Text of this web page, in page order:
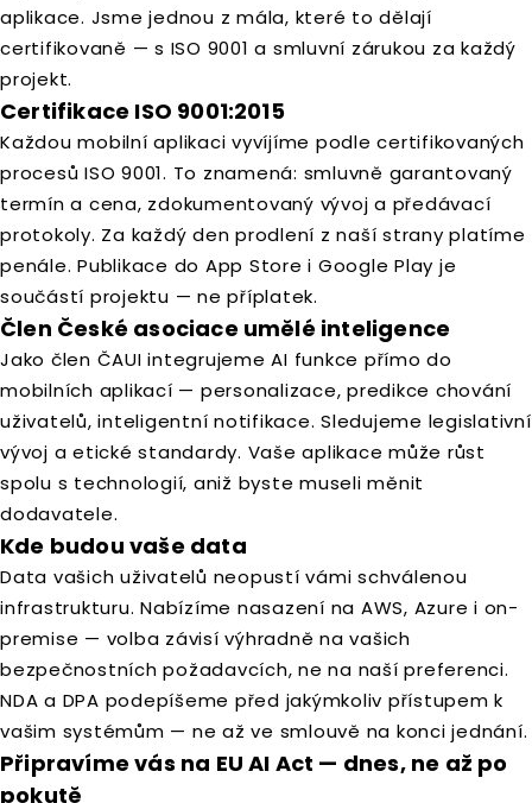
aplikace. Jsme jednou z mála, které to dělají
certifikovaně — s ISO 9001 a smluvní zárukou za každý
projekt.
Certifikace ISO 9001:2015
Každou mobilní aplikaci vyvíjíme podle certifikovaných
procesů ISO 9001. To znamená: smluvně garantovaný
termín a cena, zdokumentovaný vývoj a předávací
protokoly. Za každý den prodlení z naší strany platíme
penále. Publikace do App Store i Google Play je
součástí projektu — ne příplatek.
Člen České asociace umělé inteligence
Jako člen ČAUI integrujeme AI funkce přímo do
mobilních aplikací — personalizace, predikce chování
uživatelů, inteligentní notifikace. Sledujeme legislativní
vývoj a etické standardy. Vaše aplikace může růst
spolu s technologií, aniž byste museli měnit
dodavatele.
Kde budou vaše data
Data vašich uživatelů neopustí vámi schválenou
infrastrukturu. Nabízíme nasazení na AWS, Azure i on-
premise — volba závisí výhradně na vašich
bezpečnostních požadavcích, ne na naší preferenci.
NDA a DPA podepíšeme před jakýmkoliv přístupem k
vašim systémům — ne až ve smlouvě na konci jednání.
Připravíme vás na EU AI Act — dnes, ne až po
pokutě